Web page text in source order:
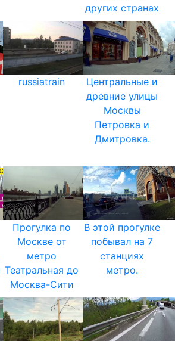
других странах
russiatrain
Центральные и
древние улицы
Москвы
Петровка и
Дмитровка.
Прогулка по
Москве от
метро
Театральная до
Москва-Сити
В этой прогулке
побывал на 7
станциях
метро.